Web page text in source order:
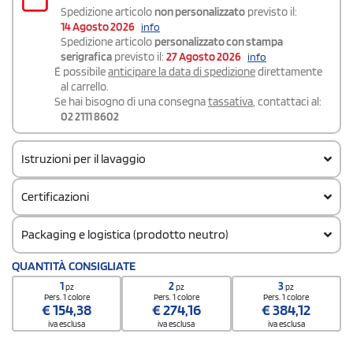
Spedizione articolo non personalizzato previsto il:
14 Agosto 2026 info
Spedizione articolo personalizzato con stampa
serigrafica previsto il: 27 Agosto 2026 info
É possibileanticipare la data di spedizionedirettamente
al carrello.
Se hai bisogno di una consegnatassativa, contattaci al:
02 2111 8602
Istruzioni per il lavaggio
Certificazioni
Packaging e logistica (prodotto neutro)
Codice doganale
62033390
Quantità per confezione
Quantità per scatola
QUANTITÀ CONSIGLIATE
1pz
Pers. 1 colore
€154,38
iva esclusa
2pz
Pers. 1 colore
€274,16
iva esclusa
3pz
Pers. 1 colore
€384,12
iva esclusa